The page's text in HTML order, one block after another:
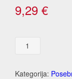
9,29 €
Želiš
probati
Ne
Kategorija: